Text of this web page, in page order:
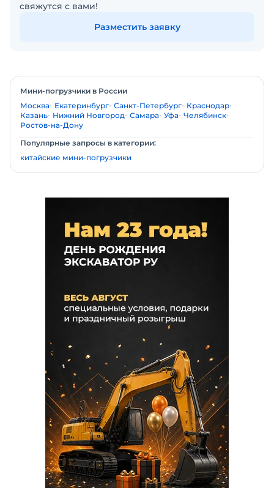
свяжутся с вами!
Разместить заявку
Мини-погрузчики в России
Москва Екатеринбург Санкт-Петербург Краснодар
Казань Нижний Новгород Самара Уфа Челябинск
Ростов-на-Дону
Популярные запросы в категории:
китайские мини-погрузчики